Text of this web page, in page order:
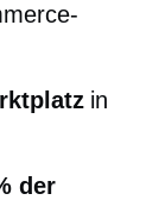
in
der